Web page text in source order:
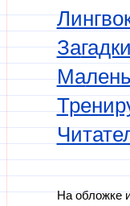
За
Ма
На обложке